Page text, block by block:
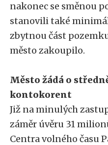
nakonec se směnou
stanovili také
zbytnou část
město zakoupilo.
Město žádá o
kontokorent
Již na minulých
záměr úvěru 31
Centra volného času